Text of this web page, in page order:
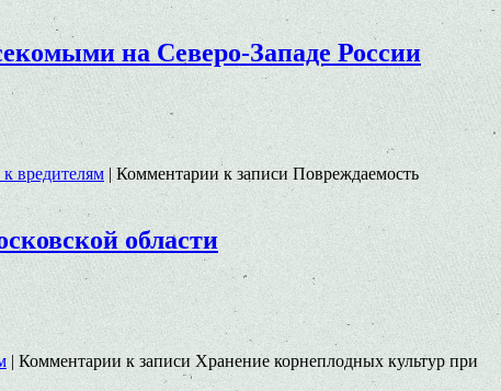
на Северо-Западе России
к вредителям | Комментарии к записи Повреждаемость
области
| Комментарии к записи Хранение корнеплодных культур при